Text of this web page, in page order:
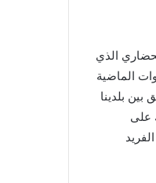
الذي
الماضية
بلدينا
على